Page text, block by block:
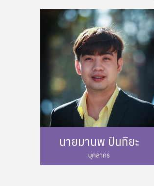
นายมานพ ปันทิยะ
บุคลากร